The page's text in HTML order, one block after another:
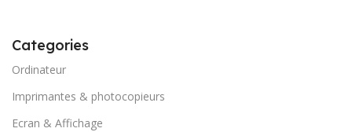
Categories
Ordinateur
Imprimantes & photocopieurs
Ecran & Affichage